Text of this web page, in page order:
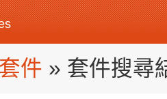
套件 » 套件搜尋